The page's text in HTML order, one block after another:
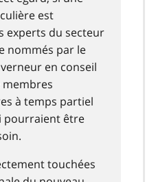
est
experts du secteur
nommés par le
en conseil
à temps partiel
pourraient être
touchées